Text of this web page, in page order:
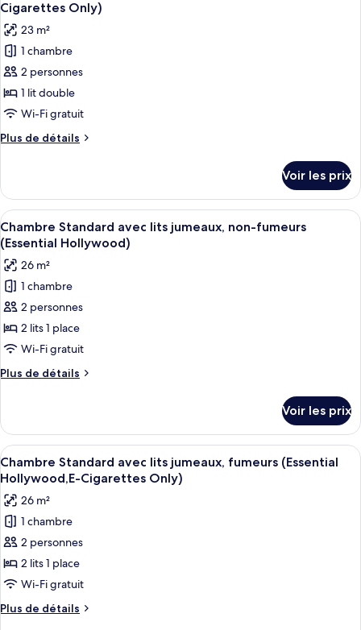
fumeurs
(Essential)
Chambre
Double
Standard,
non-
fumeurs
(Essential)
les
photos
pour
ce
type
de
chambre :
Chambre
Standard,
fumeurs
(Essential,
E-
Cigarettes
Only)
Cigarettes Only)
23 m²
1 chambre
2 personnes
1 lit double
Wi-Fi gratuit
Plus de détails
Plus
le
type
de
chambre
Chambre
Double
Standard,
fumeurs
(Essential,
E-
Only)
Voir les prix
Afficher
toutes
les
photos
pour
ce
type
de
chambre :
Chambre
avec
lits
jumeaux,
non-
fumeurs
(Essential
Hollywood)
Couette en duvet d'oie, coffres-forts
7
Chambre Standard avec lits jumeaux, non-fumeurs
(Essential Hollywood)
26 m²
1 chambre
2 personnes
2 lits 1 place
Wi-Fi gratuit
Plus de détails
Plus
le
type
de
chambre
Chambre
Standard
avec
lits
jumeaux,
non-
(Essential
Hollywood)
Voir les prix
Afficher
toutes
les
photos
pour
ce
type
de
chambre :
Chambre
Couette en duvet d'oie, coffres-forts
7
Chambre Standard avec lits jumeaux, fumeurs (Essential
Hollywood,E-Cigarettes Only)
26 m²
1 chambre
2 personnes
2 lits 1 place
Wi-Fi gratuit
Plus de détails
Plus